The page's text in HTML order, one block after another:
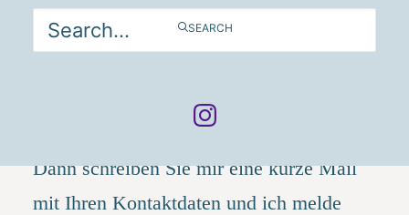
SEARCH
Familientherapieoder ein
Teamcoachingund haben noch Fragen
Erstgespräch verabreden
Dann schreiben Sie mir eine kurze Mail
mit Ihren Kontaktdaten und ich melde